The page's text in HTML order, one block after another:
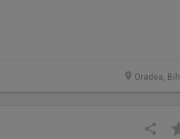
Oradea,